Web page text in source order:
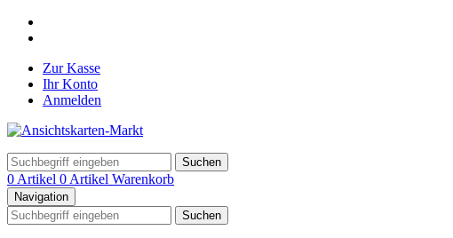
Zur Kasse
Ihr Konto
Anmelden
Suchen
0 Artikel 0 Artikel Warenkorb
Navigation
Suchen